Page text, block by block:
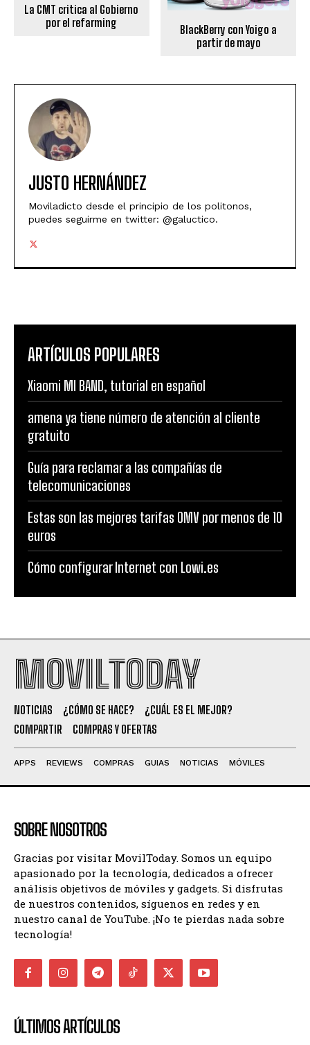
La CMT critica al Gobierno
por el refarming
BlackBerry con Yoigo a
partir de mayo
JUSTO HERNÁNDEZ
Moviladicto desde el principio de los politonos,
puedes seguirme en twitter: @galuctico.
ARTÍCULOS POPULARES
Xiaomi MI BAND, tutorial en español
amena ya tiene número de atención al cliente
gratuito
Guía para reclamar a las compañías de
telecomunicaciones
Estas son las mejores tarifas OMV por menos de 10
euros
Cómo configurar Internet con Lowi.es
MOVILTODAY
NOTICIAS ¿CÓMO SE HACE?
¿CUÁL ES EL MEJOR?
COMPARTIR
COMPRAS Y OFERTAS
APPS REVIEWS COMPRAS GUIAS NOTICIAS MÓVILES
SOBRE NOSOTROS
Gracias por visitar MovilToday. Somos un equipo
apasionado por la tecnología, dedicados a ofrecer
análisis objetivos de móviles y gadgets. Si disfrutas
de nuestros contenidos, síguenos en redes y en
nuestro canal de YouTube. ¡No te pierdas nada sobre
tecnología!
ÚLTIMOS ARTÍCULOS